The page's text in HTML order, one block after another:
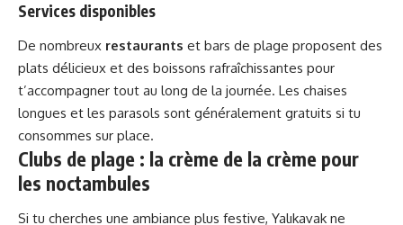
Services disponibles
De nombreux restaurants et bars de plage proposent des
plats délicieux et des boissons rafraîchissantes pour
t’accompagner tout au long de la journée. Les chaises
longues et les parasols sont généralement gratuits si tu
consommes sur place.
Clubs de plage : la crème de la crème pour
les noctambules
Si tu cherches une ambiance plus festive, Yalıkavak ne